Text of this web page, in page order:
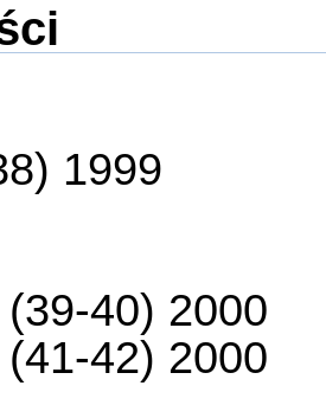
1999
40) 2000
42) 2000